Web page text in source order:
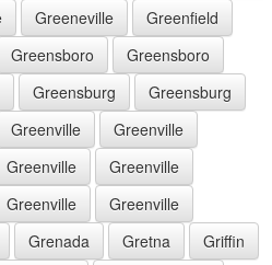
Greeneville
Greenfield
Greensboro
Greensboro
Greensburg
Greensburg
Greenville
Greenville
Greenville
Greenville
Greenville
Greenville
Grenada Gretna
Griffin